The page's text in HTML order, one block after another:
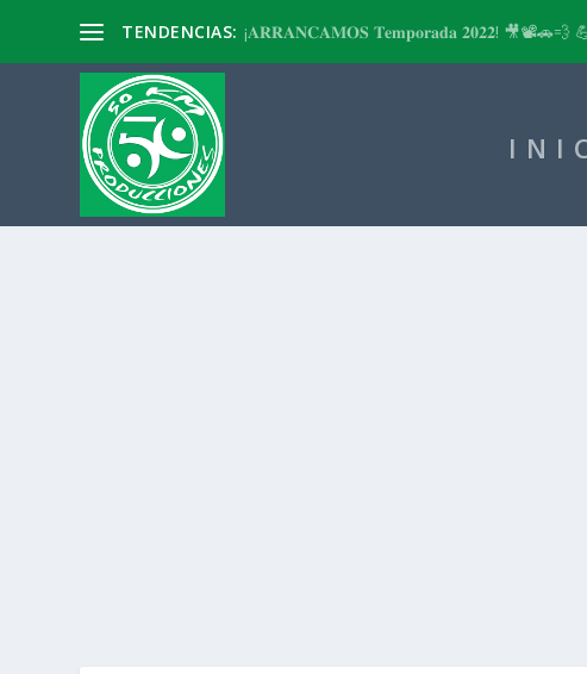
TENDENCIAS: ¡𝐀𝐑𝐑𝐀𝐍𝐂𝐀𝐌𝐎𝐒 𝐓𝐞𝐦𝐩𝐨𝐫𝐚𝐝𝐚 𝟐𝟎𝟐𝟐! 🎥📽🚗💨